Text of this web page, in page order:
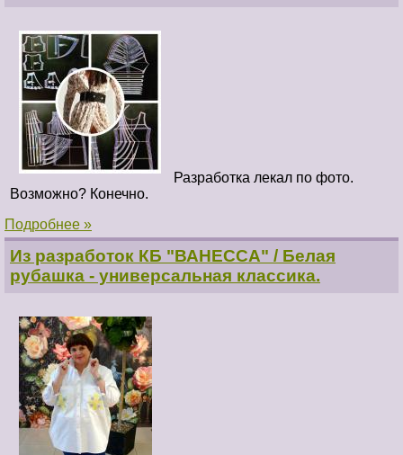
Разработка лекал по фото.
Возможно? Конечно.
Подробнее »
Из разработок КБ "ВАНЕССА" / Белая
рубашка - универсальная классика.